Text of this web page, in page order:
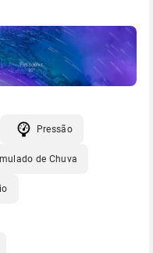
Pressão
de Chuva